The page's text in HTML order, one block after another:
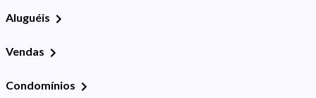
Aluguéis
Vendas
Condomínios